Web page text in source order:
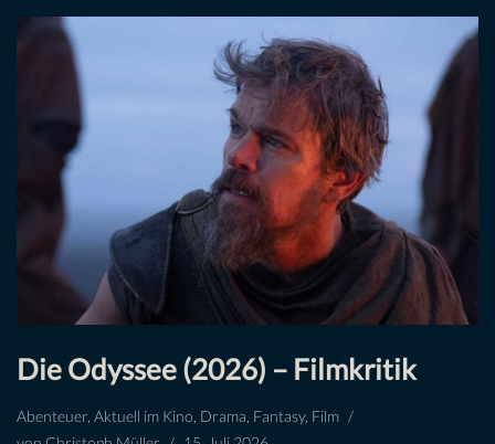
Die Odyssee (2026) – Filmkritik
Abenteuer Aktuell im Kino Drama Fantasy, Film